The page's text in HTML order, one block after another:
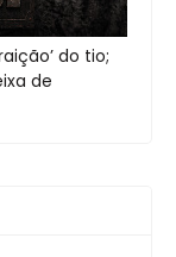
do tio;
de